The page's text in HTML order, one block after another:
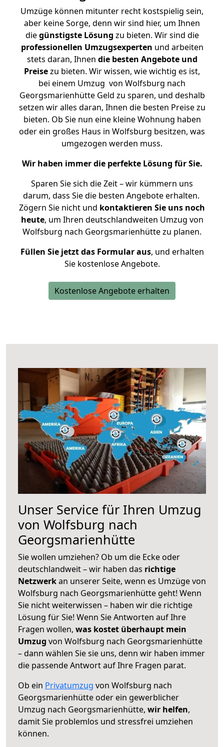
Umzüge können mitunter recht kostspielig sein,
aber keine Sorge, denn wir sind hier, um Ihnen
diegünstigste Lösung zu bieten. Wir sind die
professionellen Umzugsexperten und arbeiten
stets daran, Ihnen die besten Angebote und
Preisezu bieten. Wir wissen, wie wichtig es ist,
bei einem Umzug von Wolfsburg nach
Georgsmarienhütte Geld zu sparen, und deshalb
setzen wir alles daran, Ihnen die besten Preise zu
bieten. Ob Sie nun eine kleine Wohnung haben
oder ein großes Haus in Wolfsburg besitzen, was
umgezogen werden muss.
Wir haben immer die perfekte Lösung für Sie.
Sparen Sie sich die Zeit – wir kümmern uns
darum, dass Sie die besten Angebote erhalten.
Zögern Sie nicht und kontaktieren Sie uns noch
heute, um Ihren deutschlandweiten Umzug von
Wolfsburg nach Georgsmarienhütte zu planen.
Füllen Sie jetzt das Formular aus, und erhalten
Sie kostenlose Angebote.
Kostenlose Angebote erhalten
Unser Service für Ihren Umzug
von Wolfsburg nach
Georgsmarienhütte
Sie wollen umziehen? Ob um die Ecke oder
deutschlandweit – wir haben das richtige
Netzwerkan unserer Seite, wenn es Umzüge von
Wolfsburg nach Georgsmarienhütte geht! Wenn
Sie nicht weiterwissen – haben wir die richtige
Lösung für Sie! Wenn Sie Antworten auf Ihre
Fragen wollen, was kostet überhaupt mein
Umzug von Wolfsburg nach Georgsmarienhütte
– dann wählen Sie sie uns, denn wir haben immer
die passende Antwort auf Ihre Fragen parat.
Ob ein Privatumzug von Wolfsburg nach
Georgsmarienhütte oder ein gewerblicher
Umzug nach Georgsmarienhütte, wir helfen,
damit Sie problemlos und stressfrei umziehen
können.